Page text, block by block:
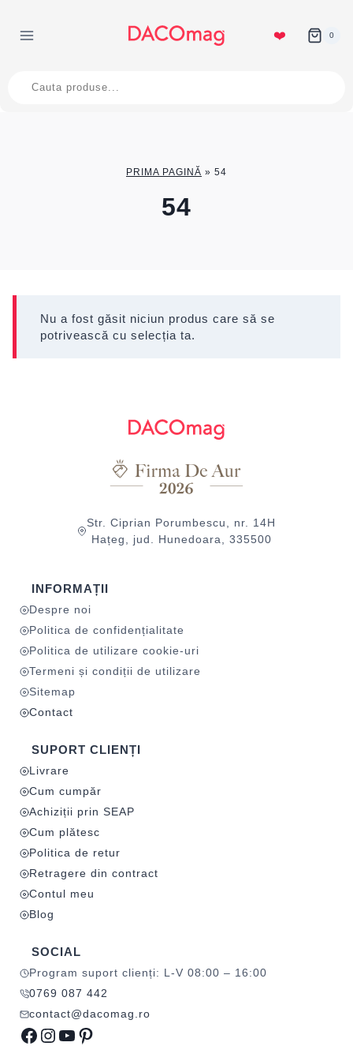
content
❤️ 0
search
PRIMA PAGINĂ » 54
54
Nu a fost găsit niciun produs care să se
potrivească cu selecția ta.
Str. Ciprian Porumbescu, nr. 14H
Hațeg, jud. Hunedoara, 335500
INFORMAȚII
Despre noi
Politica de confidențialitate
Politica de utilizare cookie-uri
Termeni și condiții de utilizare
Sitemap
Contact
SUPORT CLIENȚI
Livrare
Cum cumpăr
Achiziții prin SEAP
Cum plătesc
Politica de retur
Retragere din contract
Contul meu
Blog
SOCIAL
Program suport clienți: L-V 08:00 – 16:00
0769 087 442
contact@dacomag.ro
Facebook
Instagram
YouTube
Pinterest